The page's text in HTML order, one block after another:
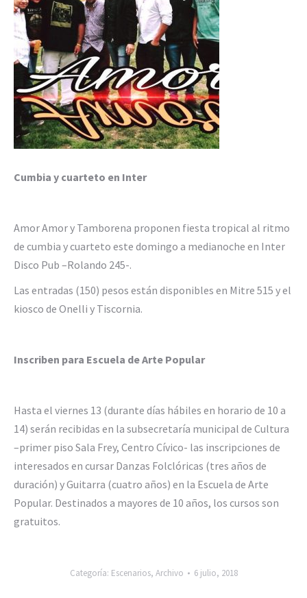
Cumbia y cuarteto en Inter
Amor Amor y Tamborena proponen fiesta tropical al ritmo
de cumbia y cuarteto este domingo a medianoche en Inter
Disco Pub –Rolando 245-.
Las entradas (150) pesos están disponibles en Mitre 515 y el
kiosco de Onelli y Tiscornia.
Inscriben para Escuela de Arte Popular
Hasta el viernes 13 (durante días hábiles en horario de 10 a
14) serán recibidas en la subsecretaría municipal de Cultura
–primer piso Sala Frey, Centro Cívico- las inscripciones de
interesados en cursar Danzas Folclóricas (tres años de
duración) y Guitarra (cuatro años) en la Escuela de Arte
Popular. Destinados a mayores de 10 años, los cursos son
gratuitos.
Categoría: Escenarios, Archivo 6 julio, 2018